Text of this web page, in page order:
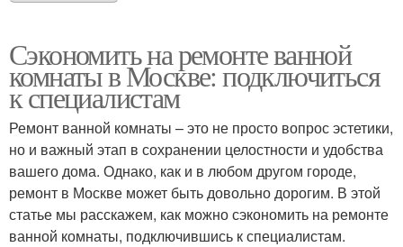
Сэкономить на ремонте ванной
комнаты в Москве: подключиться
к специалистам
Ремонт ванной комнаты – это не просто вопрос эстетики,
но и важный этап в сохранении целостности и удобства
вашего дома. Однако, как и в любом другом городе,
ремонт в Москве может быть довольно дорогим. В этой
статье мы расскажем, как можно сэкономить на ремонте
ванной комнаты, подключившись к специалистам.